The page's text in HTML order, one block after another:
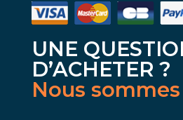
UNE
D’ACHETER ?
Nous sommes